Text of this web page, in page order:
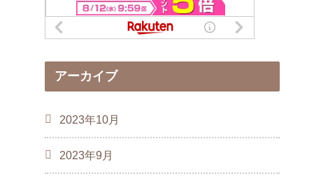
アーカイブ
2023年10月
2023年9月